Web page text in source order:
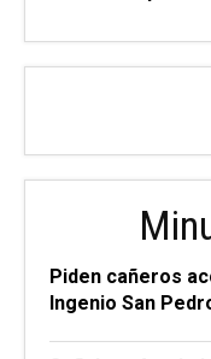
Piden cañeros
Ingenio San